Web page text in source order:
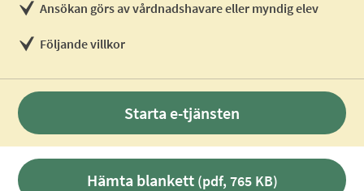
Ansökan görs av vårdnadshavare eller myndig elev
Följande villkor
Starta e-tjänsten
Hämta blankett(pdf, 765 KB)